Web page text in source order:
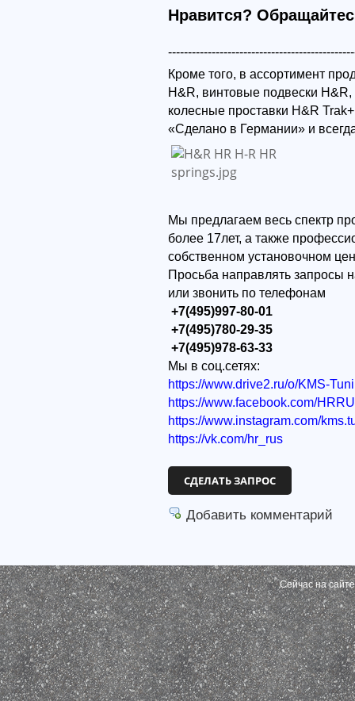
Нравится?
Кроме того, в ассортимент
H&R, винтовые подвески
колесные проставки H&R
«Сделано в Германии» и
Мы предлагаем весь спектр
более 17лет, а также
собственном установочном
Просьба направлять запросы
или звонить по телефонам
+7(495)997-80-01
+7(495)780-29-35
+7(495)978-63-33
Мы в соц.сетях:
https://www.drive2.ru/o/KMS-
https://www.facebook.com/
https://www.instagram.com/
https://vk.com/hr_rus
СДЕЛАТЬ ЗАПРОС
Добавить комментарий
Сейчас на